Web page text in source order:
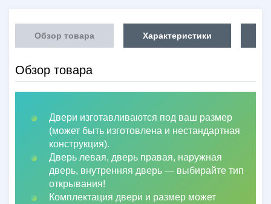
Обзор товара Характеристики
Обзор товара
Двери изготавливаются под ваш размер
(может быть изготовлена и нестандартная
конструкция).
Дверь левая, дверь правая, наружная
дверь, внутренняя дверь — выбирайте тип
открывания!
Комплектация двери и размер может